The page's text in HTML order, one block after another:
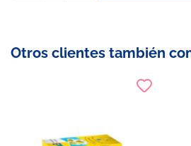
Otros clientes también